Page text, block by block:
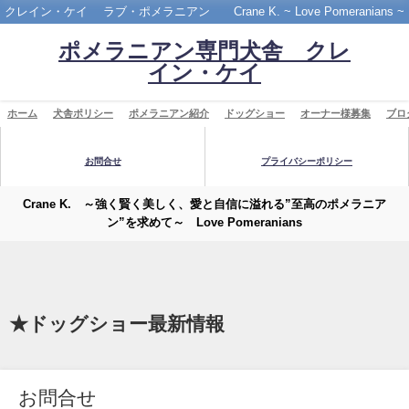
クレイン・ケイ ラブ・ポメラニアン Crane K. ~ Love Pomeranians ~
ポメラニアン専門犬舎 クレ
イン・ケイ
ホーム 犬舎ポリシー ポメラニアン紹介 ドッグショー オーナー様募集 ブロ
お問合せ プライバシーポリシー
Crane K. ～強く賢く美しく、愛と自信に溢れる”至高のポメラニア
ン”を求めて～ Love Pomeranians
★ドッグショー最新情報
お問合せ